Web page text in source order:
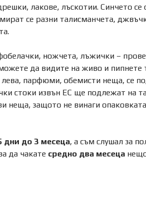
лакове, лъскотии. Синчето
се разни талисманчета,
ножчета, лъжички –
да видите на живо и пипнете
парфюми, обемисти неща, се
стоки извън ЕС ще подлежат на
неща, защото не винаги
дни до 3 месеца, а съм слушал за
да чакате средно два месеца